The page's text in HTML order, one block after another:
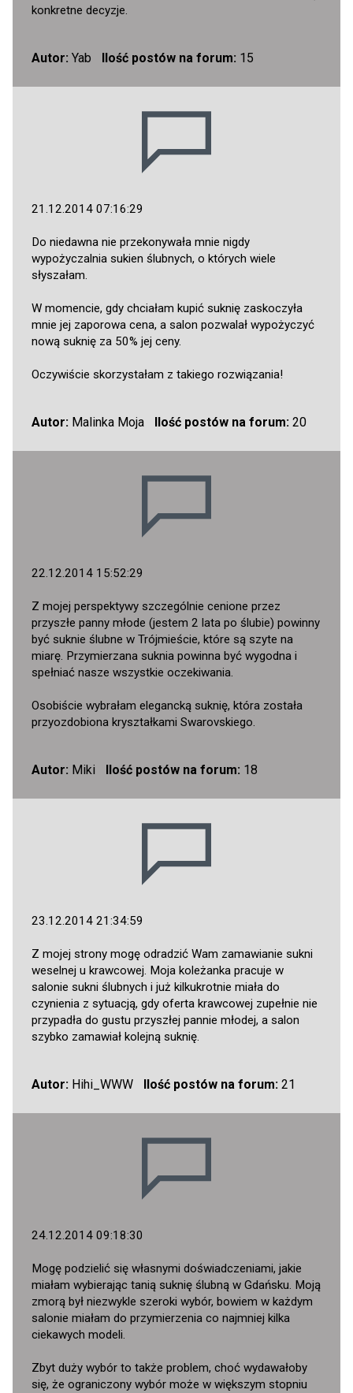
konkretne decyzje.
Autor: Yab Ilość postów na forum: 15
21.12.2014 07:16:29
Do niedawna nie przekonywała mnie nigdy
wypożyczalnia sukien ślubnych, o których wiele
słyszałam.
W momencie, gdy chciałam kupić suknię zaskoczyła
mnie jej zaporowa cena, a salon pozwalał wypożyczyć
nową suknię za 50% jej ceny.
Oczywiście skorzystałam z takiego rozwiązania!
Autor: Malinka Moja Ilość postów na forum:20
22.12.2014 15:52:29
Z mojej perspektywy szczególnie cenione przez
przyszłe panny młode (jestem 2 lata po ślubie) powinny
być suknie ślubne w Trójmieście, które są szyte na
miarę. Przymierzana suknia powinna być wygodna i
spełniać nasze wszystkie oczekiwania.
Osobiście wybrałam elegancką suknię, która została
przyozdobiona kryształkami Swarovskiego.
Autor: Miki Ilość postów na forum: 18
23.12.2014 21:34:59
Z mojej strony mogę odradzić Wam zamawianie sukni
weselnej u krawcowej. Moja koleżanka pracuje w
salonie sukni ślubnych i już kilkukrotnie miała do
czynienia z sytuacją, gdy oferta krawcowej zupełnie nie
przypadła do gustu przyszłej pannie młodej, a salon
szybko zamawiał kolejną suknię.
Autor: Hihi_WWW Ilość postów na forum:21
24.12.2014 09:18:30
Mogę podzielić się własnymi doświadczeniami, jakie
miałam wybierając tanią suknię ślubną w Gdańsku. Moją
zmorą był niezwykle szeroki wybór, bowiem w każdym
salonie miałam do przymierzenia co najmniej kilka
ciekawych modeli.
Zbyt duży wybór to także problem, choć wydawałoby
się, że ograniczony wybór może w większym stopniu